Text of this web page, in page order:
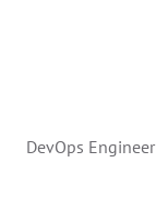
DevOps Engineer